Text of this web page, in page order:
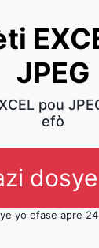
JPEG
pou
efò
yo efase apre